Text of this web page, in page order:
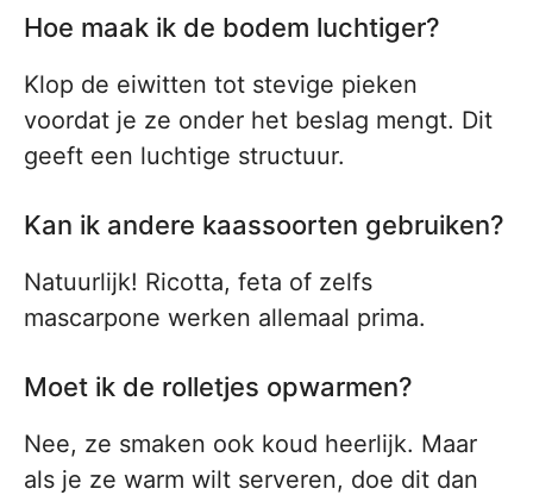
Hoe maak ik de bodem luchtiger?
Klop de eiwitten tot stevige pieken
voordat je ze onder het beslag mengt. Dit
geeft een luchtige structuur.
Kan ik andere kaassoorten gebruiken?
Natuurlijk! Ricotta, feta of zelfs
mascarpone werken allemaal prima.
Moet ik de rolletjes opwarmen?
Nee, ze smaken ook koud heerlijk. Maar
als je ze warm wilt serveren, doe dit dan